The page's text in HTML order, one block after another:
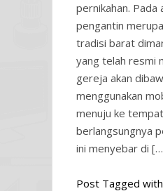
pernikahan. Pada
pengantin
tradisi barat
yang telah resmi
gereja akan
menggunakan
menuju ke tempat
berlangsungnya
ini menyebar di
Post Tagged with